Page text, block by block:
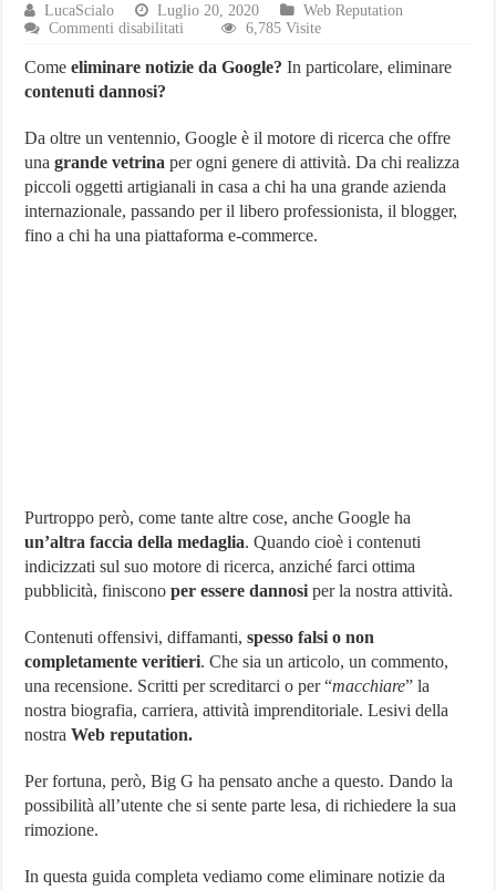
LucaScialo Luglio 20, 2020
Web Reputation
Commenti disabilitati
Notizie
Chiedere
Rimozione
di
Contenuti
Dannosi
6,785 Visite
Comeeliminare notizie da Google?In particolare, eliminare
contenuti dannosi?
Da oltre un ventennio, Google è il motore di ricerca che offre
unagrande vetrina per ogni genere di attività. Da chi realizza
piccoli oggetti artigianali in casa a chi ha una grande azienda
internazionale, passando per il libero professionista, il blogger,
fino a chi ha una piattaforma e-commerce.
Purtroppo però, come tante altre cose, anche Google ha
un’altra faccia della medaglia. Quando cioè i contenuti
indicizzati sul suo motore di ricerca, anziché farci ottima
pubblicità, finisconoper essere dannosi per la nostra attività.
Contenuti offensivi, diffamanti,spesso falsi o non
completamente veritieri. Che sia un articolo, un commento,
una recensione. Scritti per screditarci o per “macchiare” la
nostra biografia, carriera, attività imprenditoriale. Lesivi della
nostra Web reputation.
Per fortuna, però, Big G ha pensato anche a questo. Dando la
possibilità all’utente che si sente parte lesa, di richiedere la sua
rimozione.
In questa guida completa vediamo come eliminare notizie da